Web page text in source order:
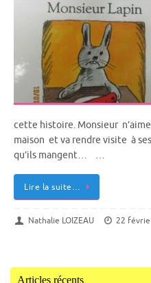
cette histoire. Monsieur
maison et va rendre visite à
qu’ils mangent… …
Lire la suite…
Nathalie LOIZEAU 22
Articles récents